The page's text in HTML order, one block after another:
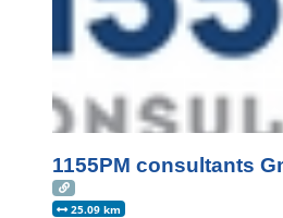
1155PM consultants
25.09 km